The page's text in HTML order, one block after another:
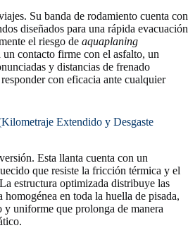
Su banda de rodamiento cuenta con
diseñados para una rápida evacuación
el riesgo de aquaplaning
contacto firme con el asfalto, un
y distancias de frenado
con eficacia ante cualquier
Extendido y Desgaste
Esta llanta cuenta con un
que resiste la fricción térmica y el
estructura optimizada distribuye las
homogénea en toda la huella de pisada,
y uniforme que prolonga de manera